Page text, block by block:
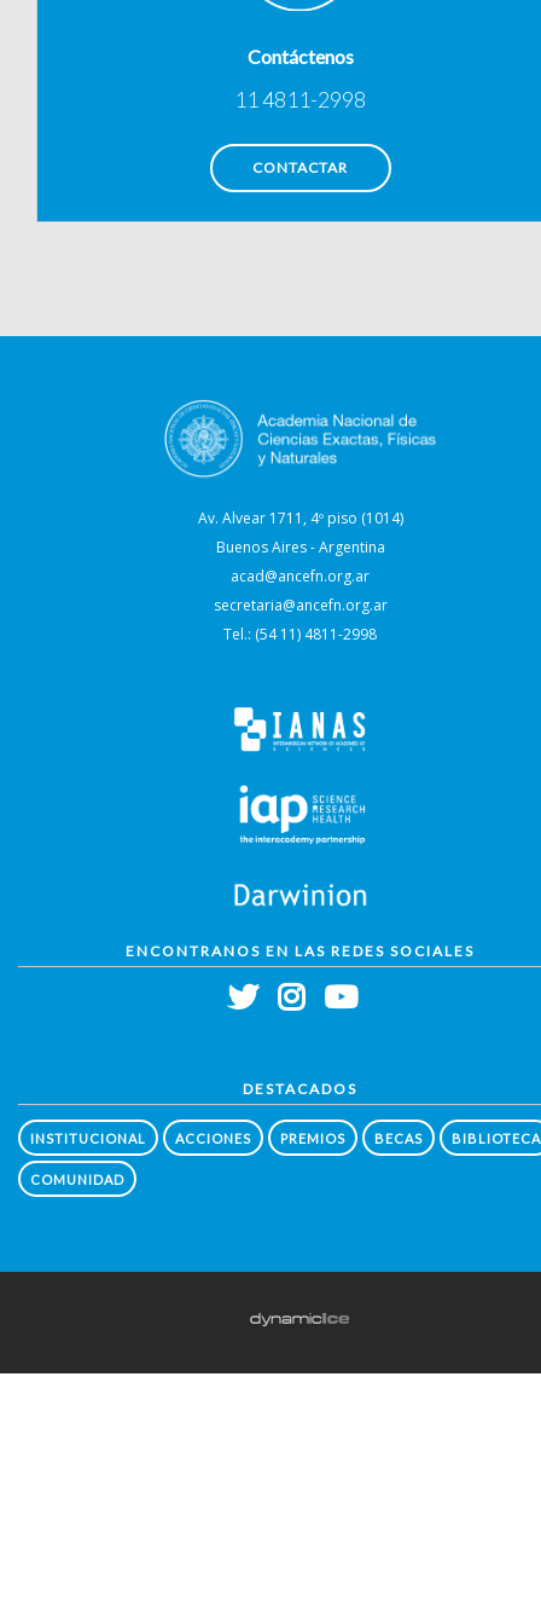
Contáctenos
11 4811-2998
CONTACTAR
Av. Alvear 1711, 4º piso (1014)
Buenos Aires - Argentina
acad@ancefn.org.ar
secretaria@ancefn.org.ar
Tel.: (54 11) 4811-2998
ENCONTRANOS EN LAS REDES SOCIALES
DESTACADOS
INSTITUCIONAL ACCIONES PREMIOS BECAS BIBLIOTECA
COMUNIDAD